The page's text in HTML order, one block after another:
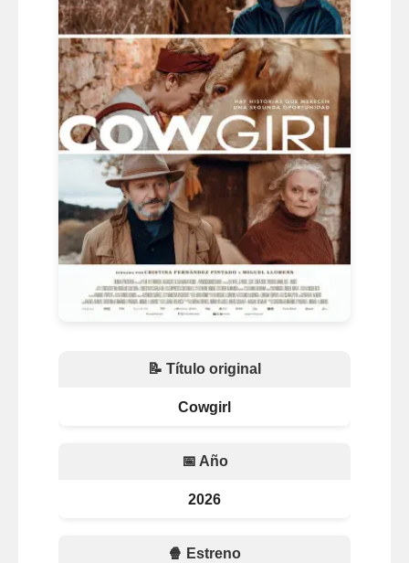
📝 Título original
Cowgirl
📅 Año
2026
🍿 Estreno